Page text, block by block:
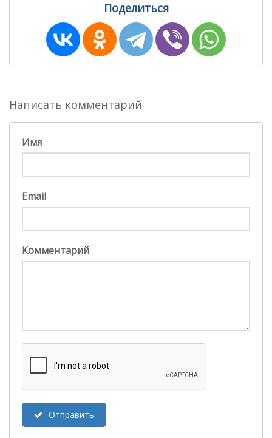
Поделиться
Написать комментарий
Имя
Email
Комментарий
Отправить